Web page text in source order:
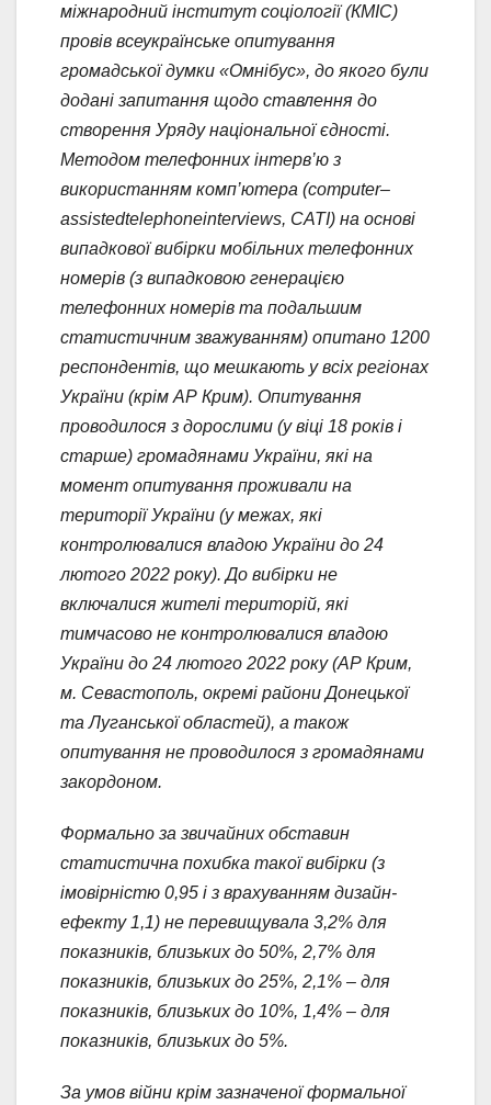
міжнародний інститут соціології (КМІС)
провів всеукраїнське опитування
громадської думки «Омнібус», до якого були
додані запитання щодо ставлення до
створення Уряду національної єдності.
Методом телефонних інтерв’ю з
використанням комп’ютера (computer–
assistedtelephoneinterviews, CATI) на основі
випадкової вибірки мобільних телефонних
номерів (з випадковою генерацією
телефонних номерів та подальшим
статистичним зважуванням) опитано 1200
респондентів, що мешкають у всіх регіонах
України (крім АР Крим). Опитування
проводилося з дорослими (у віці 18 років і
старше) громадянами України, які на
момент опитування проживали на
території України (у межах, які
контролювалися владою України до 24
лютого 2022 року). До вибірки не
включалися жителі територій, які
тимчасово не контролювалися владою
України до 24 лютого 2022 року (АР Крим,
м. Севастополь, окремі райони Донецької
та Луганської областей), а також
опитування не проводилося з громадянами
закордоном.
Формально за звичайних обставин
статистична похибка такої вибірки (з
імовірністю 0,95 і з врахуванням дизайн-
ефекту 1,1) не перевищувала 3,2% для
показників, близьких до 50%, 2,7% для
показників, близьких до 25%, 2,1% – для
показників, близьких до 10%, 1,4% – для
показників, близьких до 5%.
За умов війни крім зазначеної формальної